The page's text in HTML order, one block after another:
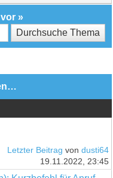
vor »
Letzter Beitrag von dusti64
19.11.2022, 23:45